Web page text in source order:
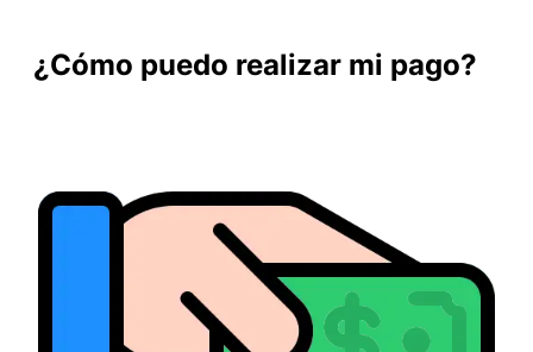
¿Cómo puedo realizar mi pago?